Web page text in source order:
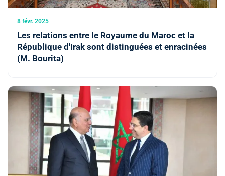
8 févr. 2025
Les relations entre le Royaume du Maroc et la
République d'Irak sont distinguées et enracinées
(M. Bourita)